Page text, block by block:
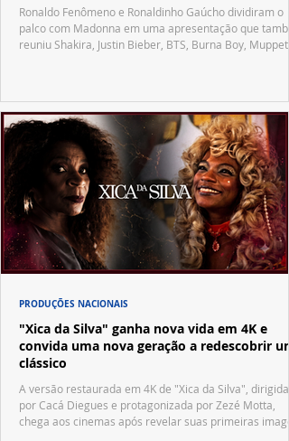
Ronaldo Fenômeno e Ronaldinho Gaúcho dividiram o
palco com Madonna em uma apresentação que
reuniu Shakira, Justin Bieber, BTS, Burna Boy, Muppets,
"Xica da Silva" ganha nova vida em 4K e
convida uma nova geração a redescobrir um
clássico
A versão restaurada em 4K de "Xica da Silva", dirigida
por Cacá Diegues e protagonizada por Zezé Motta,
chega aos cinemas após revelar suas primeiras
PRODUÇÕES NACIONAIS